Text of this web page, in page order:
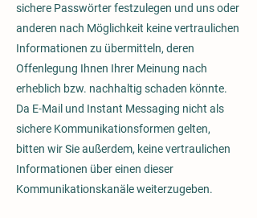
sichere Passwörter festzulegen und uns oder
anderen nach Möglichkeit keine vertraulichen
Informationen zu übermitteln, deren
Offenlegung Ihnen Ihrer Meinung nach
erheblich bzw. nachhaltig schaden könnte.
Da E-Mail und Instant Messaging nicht als
sichere Kommunikationsformen gelten,
bitten wir Sie außerdem, keine vertraulichen
Informationen über einen dieser
Kommunikationskanäle weiterzugeben.